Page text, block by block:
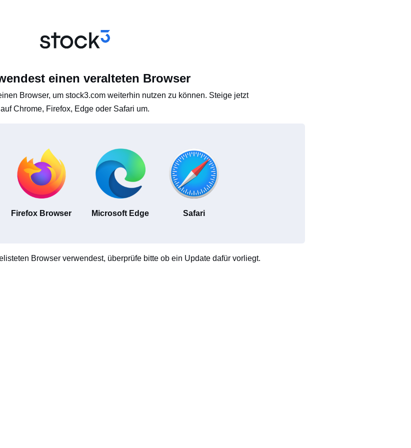
einen veralteten Browser
Browser, um stock3.com weiterhin nutzen zu können. Steige jetzt
auf Chrome, Firefox, Edge oder Safari um.
Firefox Browser Microsoft Edge Safari
Browser verwendest, überprüfe bitte ob ein Update dafür vorliegt.